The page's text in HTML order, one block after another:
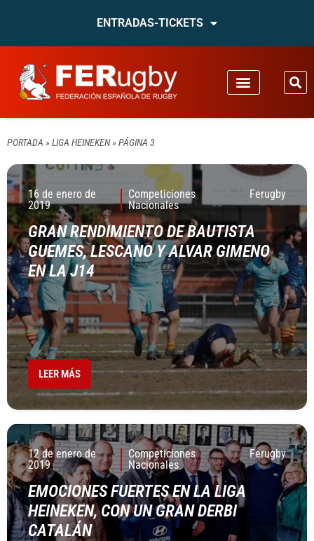
ENTRADAS-TICKETS
PORTADA » LIGA HEINEKEN» PÁGINA 3
16 de enero de
2019
Competiciones
Nacionales
Ferugby
GRAN RENDIMIENTO DE BAUTISTA
GUEMES, LESCANO Y ALVAR GIMENO
EN LA J14
LEER MÁS
12 de enero de
2019
Competiciones
Nacionales
Ferugby
EMOCIONES FUERTES EN LA LIGA
HEINEKEN, CON UN GRAN DERBI
CATALÁN